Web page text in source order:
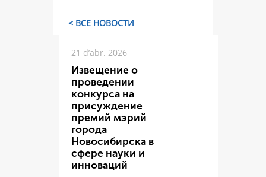
< ВСЕ НОВОСТИ
21 d’abr. 2026
Извещение о
проведении
конкурса на
присуждение
премий мэрий
города
Новосибирска в
сфере науки и
инноваций